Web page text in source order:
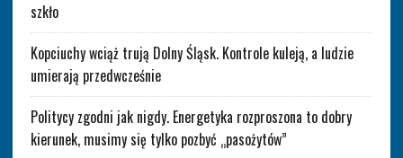
szkło
Kopciuchy wciąż trują Dolny Śląsk. Kontrole kuleją, a ludzie
umierają przedwcześnie
Politycy zgodni jak nigdy. Energetyka rozproszona to dobry
kierunek, musimy się tylko pozbyć „pasożytów”